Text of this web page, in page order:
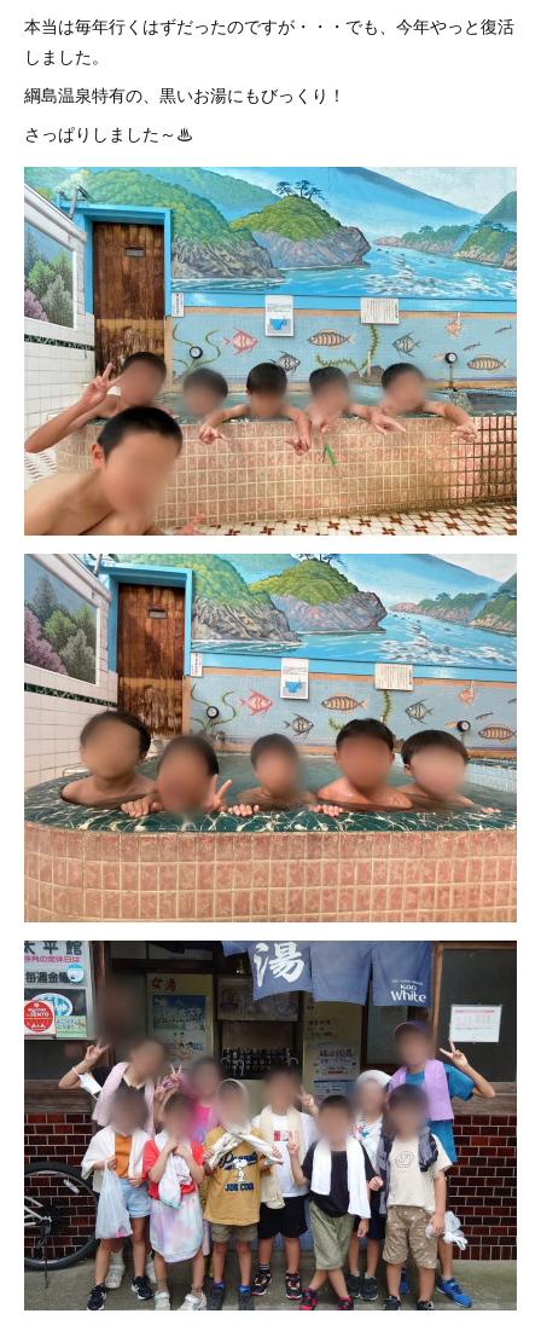
本当は毎年行くはずだったのですが・・・でも、今年やっと復活
しました。
綱島温泉特有の、黒いお湯にもびっくり！
さっぱりしました～♨